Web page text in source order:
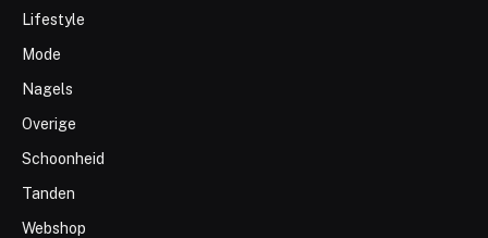
Lifestyle
Mode
Nagels
Overige
Schoonheid
Tanden
Webshop